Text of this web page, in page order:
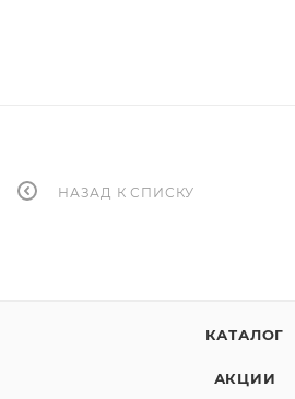
НАЗАД К СПИСКУ
КАТАЛОГ
АКЦИИ